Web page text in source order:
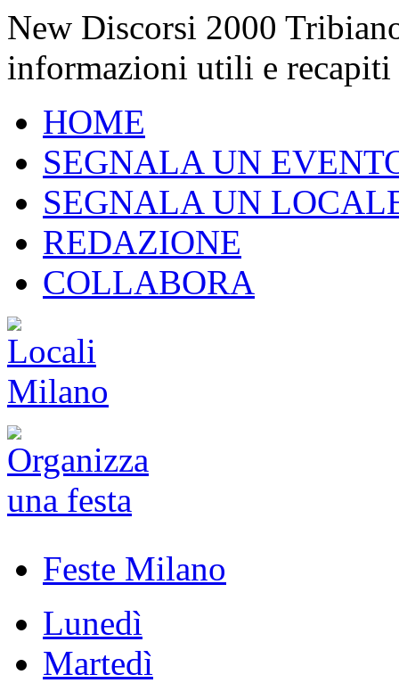
New Discorsi 2000
informazioni utili e recapiti
HOME
SEGNALA UN
SEGNALA UN
REDAZIONE
COLLABORA
Feste Milano
Lunedì
Martedì